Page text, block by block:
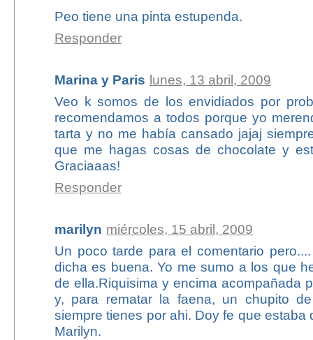
Peo tiene una pinta estupenda.
Responder
Marina y Paris lunes, 13 abril, 2009
Veo k somos de los envidiados por
recomendamos a todos porque yo
tarta y no me había cansado jajaj
que me hagas cosas de chocolate y
Graciaaas!
Responder
marilyn miércoles, 15 abril, 2009
Un poco tarde para el comentario
dicha es buena. Yo me sumo a los que
de ella.Riquisima y encima acompañada
y, para rematar la faena, un chupito
siempre tienes por ahi. Doy fe que estaba
Marilyn.